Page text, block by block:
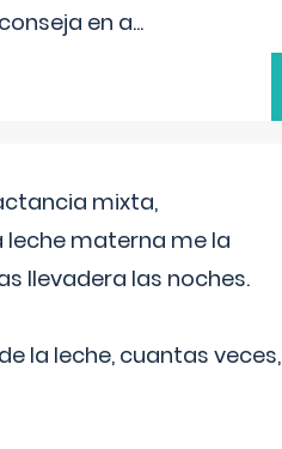
en a...
mixta,
leche materna me la
llevadera las noches.
la leche, cuantas veces,